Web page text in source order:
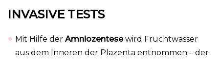
INVASIVE TESTS
Mit Hilfe der Amniozentesewird Fruchtwasser
aus dem Inneren der Plazenta entnommen – der